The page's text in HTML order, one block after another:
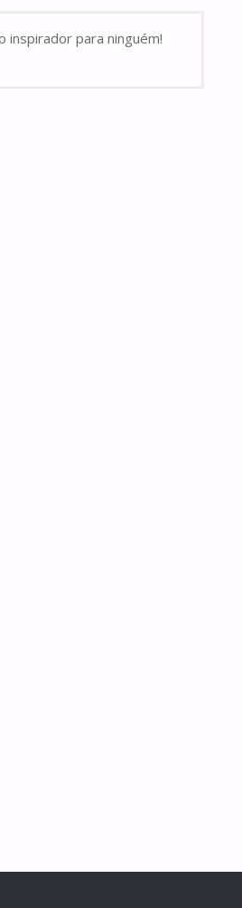
inspirador para ninguém!